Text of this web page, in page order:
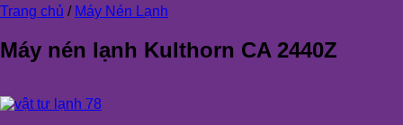
Trang chủ / Máy Nén Lạnh
Máy nén lạnh Kulthorn CA 2440Z